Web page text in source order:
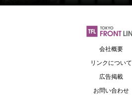
会社概要
リンクについて
広告掲載
お問い合わせ